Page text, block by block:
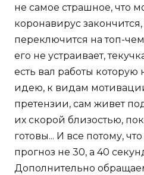
не самое страшное, что
коронавирус
переключится на топ-
его не устраивает,
есть вал работы которую
идею, к видам
претензии, сам живет
их скорой близостью,
готовы... И все потому,
прогноз не 30, а 40
Дополнительно